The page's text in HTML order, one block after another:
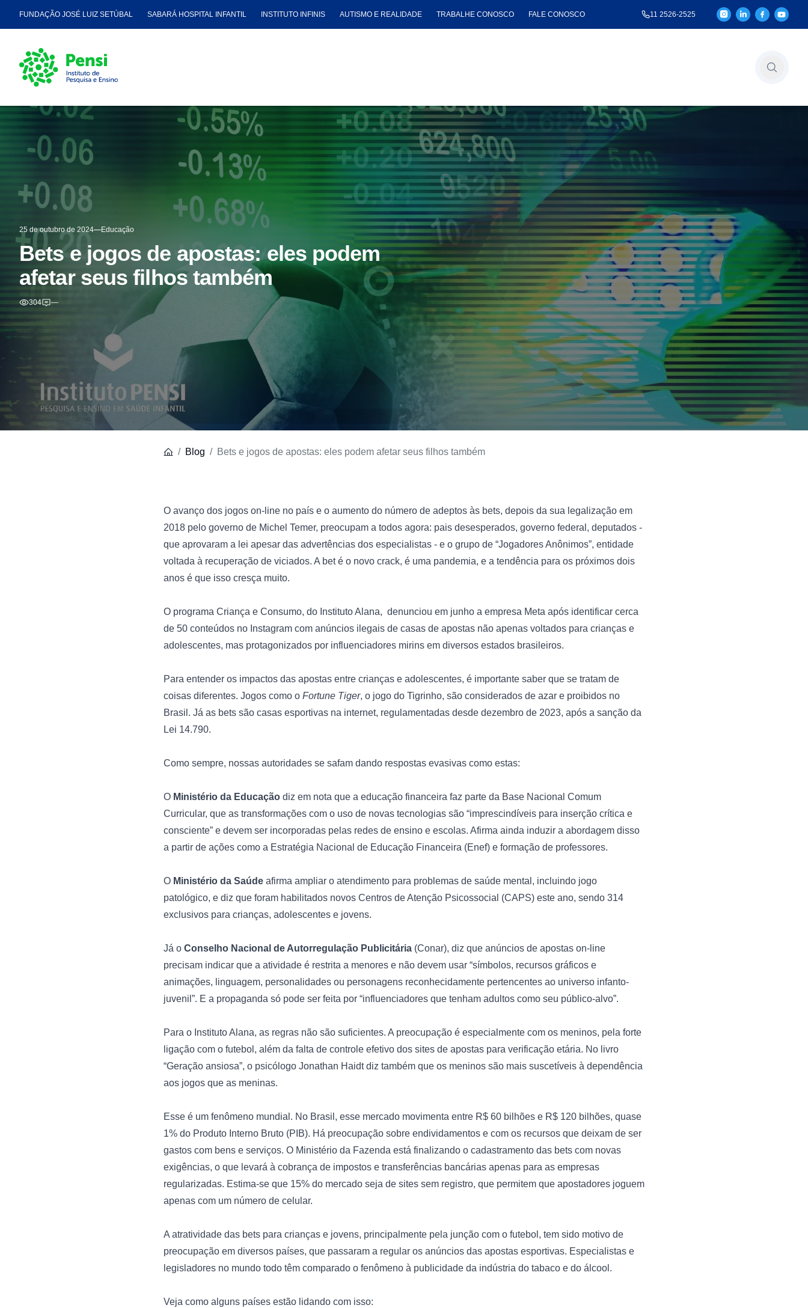
FUNDAÇÃO JOSÉ LUIZ SETÚBAL SABARÁ HOSPITAL INFANTIL INSTITUTO INFINIS AUTISMO E REALIDADE TRABALHE CONOSCO FALE CONOSCO 11 2526-2525
25 de outubro de 2024 Educação
Bets e jogos de apostas: eles podem
afetar seus filhos também
304 —
Blog Bets e jogos de apostas: eles podem afetar seus filhos também
O avanço dos jogos on-line no país e o aumento do número de adeptos às bets, depois da sua legalização em
2018 pelo governo de Michel Temer, preocupam a todos agora: pais desesperados, governo federal, deputados -
que aprovaram a lei apesar das advertências dos especialistas - e o grupo de “Jogadores Anônimos”, entidade
voltada à recuperação de viciados. A bet é o novo crack, é uma pandemia, e a tendência para os próximos dois
anos é que isso cresça muito.
O programa Criança e Consumo, do Instituto Alana, denunciou em junho a empresa Meta após identificar cerca
de 50 conteúdos no Instagram com anúncios ilegais de casas de apostas não apenas voltados para crianças e
adolescentes, mas protagonizados por influenciadores mirins em diversos estados brasileiros.
Para entender os impactos das apostas entre crianças e adolescentes, é importante saber que se tratam de
coisas diferentes. Jogos como o Fortune Tiger, o jogo do Tigrinho, são considerados de azar e proibidos no
Brasil. Já as bets são casas esportivas na internet, regulamentadas desde dezembro de 2023, após a sanção da
Lei 14.790.
Como sempre, nossas autoridades se safam dando respostas evasivas como estas:
O Ministério da Educação diz em nota que a educação financeira faz parte da Base Nacional Comum
Curricular, que as transformações com o uso de novas tecnologias são “imprescindíveis para inserção crítica e
consciente” e devem ser incorporadas pelas redes de ensino e escolas. Afirma ainda induzir a abordagem disso
a partir de ações como a Estratégia Nacional de Educação Financeira (Enef) e formação de professores.
O Ministério da Saúde afirma ampliar o atendimento para problemas de saúde mental, incluindo jogo
patológico, e diz que foram habilitados novos Centros de Atenção Psicossocial (CAPS) este ano, sendo 314
exclusivos para crianças, adolescentes e jovens.
Já o Conselho Nacional de Autorregulação Publicitária (Conar), diz que anúncios de apostas on-line
precisam indicar que a atividade é restrita a menores e não devem usar “símbolos, recursos gráficos e
animações, linguagem, personalidades ou personagens reconhecidamente pertencentes ao universo infanto-
juvenil”. E a propaganda só pode ser feita por “influenciadores que tenham adultos como seu público-alvo”.
Para o Instituto Alana, as regras não são suficientes. A preocupação é especialmente com os meninos, pela forte
ligação com o futebol, além da falta de controle efetivo dos sites de apostas para verificação etária. No livro
“Geração ansiosa”, o psicólogo Jonathan Haidt diz também que os meninos são mais suscetíveis à dependência
aos jogos que as meninas.
Esse é um fenômeno mundial. No Brasil, esse mercado movimenta entre R$ 60 bilhões e R$ 120 bilhões, quase
1% do Produto Interno Bruto (PIB). Há preocupação sobre endividamentos e com os recursos que deixam de ser
gastos com bens e serviços. O Ministério da Fazenda está finalizando o cadastramento das bets com novas
exigências, o que levará à cobrança de impostos e transferências bancárias apenas para as empresas
regularizadas. Estima-se que 15% do mercado seja de sites sem registro, que permitem que apostadores joguem
apenas com um número de celular.
A atratividade das bets para crianças e jovens, principalmente pela junção com o futebol, tem sido motivo de
preocupação em diversos países, que passaram a regular os anúncios das apostas esportivas. Especialistas e
legisladores no mundo todo têm comparado o fenômeno à publicidade da indústria do tabaco e do álcool.
Veja como alguns países estão lidando com isso: